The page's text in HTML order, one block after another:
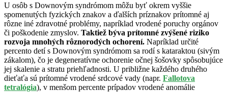
U osôb s Downovým syndrómom môžu byť okrem vyššie
spomenutých fyzických znakov a ďalších príznakov prítomné aj
rôzne iné zdravotné problémy, napríklad vrodené poruchy orgánov
či poškodenie zmyslov. Taktiež býva prítomné zvýšené riziko
rozvoja mnohých rôznorodých ochorení. Napríklad určité
percento detí s Downovým syndrómom sa rodí s kataraktou (sivým
zákalom), čo je degeneratívne ochorenie očnej šošovky spôsobujúce
jej skalenie a stratu priehľadnosti. U približne každého druhého
dieťaťa sú prítomné vrodené srdcové vady (napr. Fallotova
tetralógia), v menšom percente prípadov vrodené anomálie